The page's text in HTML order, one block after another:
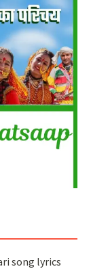
song lyrics